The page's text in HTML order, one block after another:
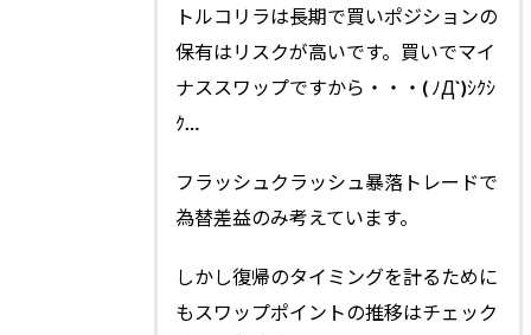
トルコリラは長期で買いポジションの
保有はリスクが高いです。買いでマイ
ナススワップですから・・・( ﾉД`)ｼｸｼ
ｸ…
フラッシュクラッシュ暴落トレードで
為替差益のみ考えています。
しかし復帰のタイミングを計るために
もスワップポイントの推移はチェック